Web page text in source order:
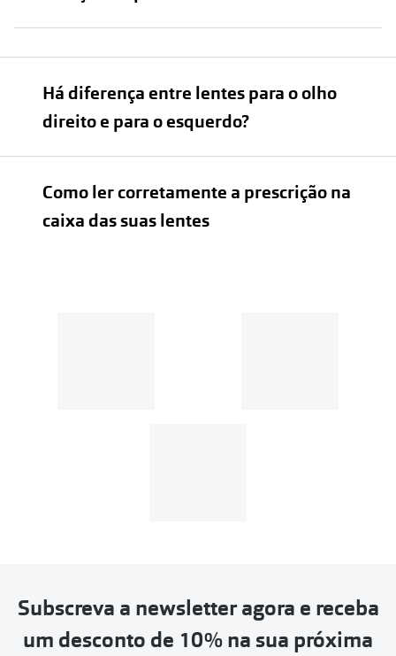
Há diferença entre lentes para o olho
direito e para o esquerdo?
Como ler corretamente a prescrição na
caixa das suas lentes
Subscreva a newsletter agora e receba
um desconto de 10% na sua próxima